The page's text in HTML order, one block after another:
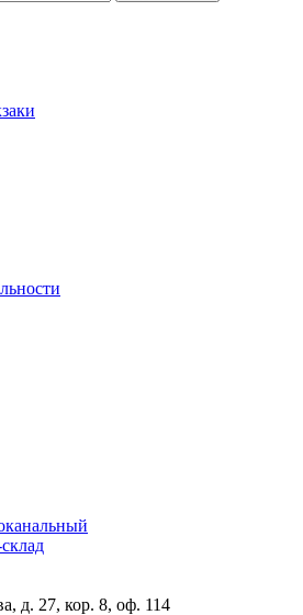
д. 27, кор. 8, оф. 114